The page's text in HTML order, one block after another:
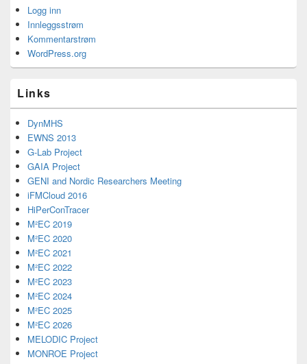
Logg inn
Innleggsstrøm
Kommentarstrøm
WordPress.org
Links
DynMHS
EWNS 2013
G-Lab Project
GAIA Project
GENI and Nordic Researchers Meeting
iFMCloud 2016
HiPerConTracer
M²EC 2019
M²EC 2020
M²EC 2021
M²EC 2022
M²EC 2023
M²EC 2024
M²EC 2025
M²EC 2026
MELODIC Project
MONROE Project